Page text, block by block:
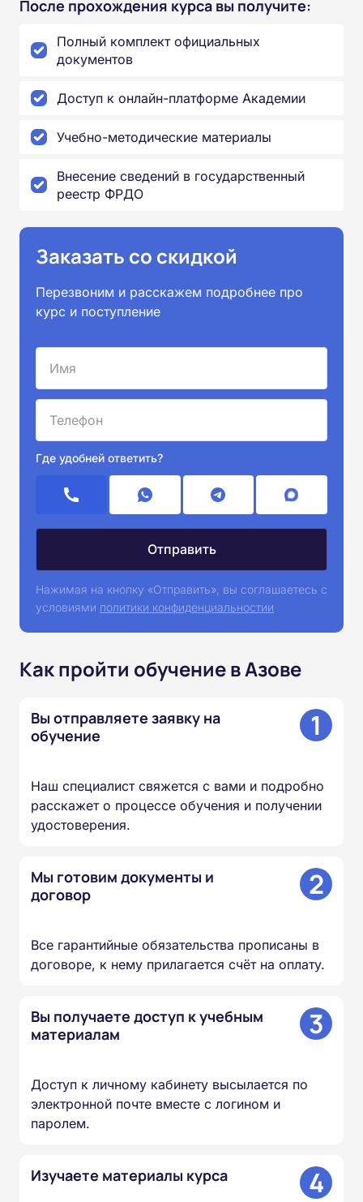
После прохождения курса вы получите:
Полный комплект официальных
документов
Доступ к онлайн-платформе Академии
Учебно-методические материалы
Внесение сведений в государственный
реестр ФРДО
Заказать со скидкой
Перезвоним и расскажем подробнее про
курс и поступление
Где удобней ответить?
Нажимая на кнопку «Отправить», вы соглашаетесь с
условиями политики конфиденциальностии
Как пройти обучение в Азове
Вы отправляете заявку на
обучение
1
Наш специалист свяжется с вами и подробно
расскажет о процессе обучения и получении
удостоверения.
Мы готовим документы и
договор
2
Все гарантийные обязательства прописаны в
договоре, к нему прилагается счёт на оплату.
Вы получаете доступ к учебным
материалам
3
Доступ к личному кабинету высылается по
электронной почте вместе с логином и
паролем.
Изучаете материалы курса 4